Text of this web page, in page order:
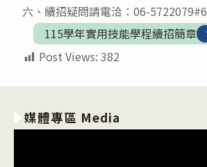
六、續招疑問請電洽：06-
115學年實用技能學程續招簡章
Post Views: 382
媒體專區 Media